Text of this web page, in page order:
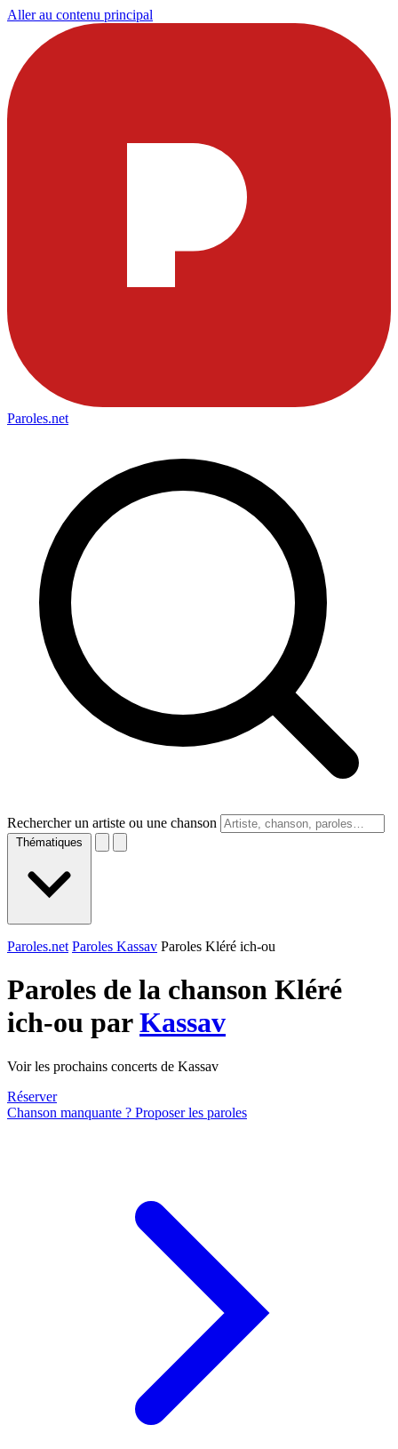
Aller au contenu principal
Paroles.net
Rechercher un artiste ou une chanson
Thématiques
Paroles.net Paroles Kassav Paroles Kléré ich-ou
Paroles de la chanson Kléré
ich-ou parKassav
Voir les prochains concerts de Kassav
Réserver
Chanson manquante ? Proposer les paroles